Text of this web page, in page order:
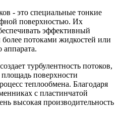
- это специальные тонкие
поверхностью. Их
эффективный
потоками жидкостей или
аппарата.
турбулентность потоков,
площадь поверхности
теплообмена. Благодаря
с пластинчатой
высокая производительность